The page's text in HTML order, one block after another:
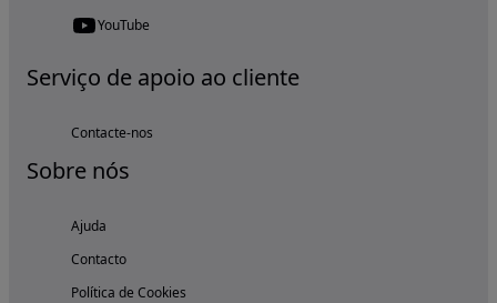
YouTube
Serviço de apoio ao cliente
Contacte-nos
Sobre nós
Ajuda
Contacto
Política de Cookies